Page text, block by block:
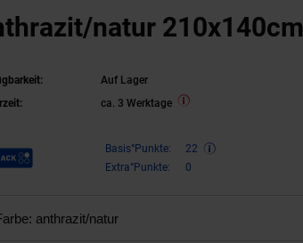
natur 210x140cm
Auf Lager
ca. 3 Werktage
Punkte Basis°Punkte:
22
Extra°Punkte:
0
anthrazit/natur